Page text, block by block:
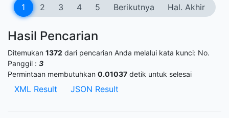
1 2 3 4 5 Berikutnya Hal. Akhir
Hasil Pencarian
Ditemukan 1372 dari pencarian Anda melalui kata kunci: No.
Panggil : 3
Permintaan membutuhkan 0.01037 detik untuk selesai
XML Result JSON Result